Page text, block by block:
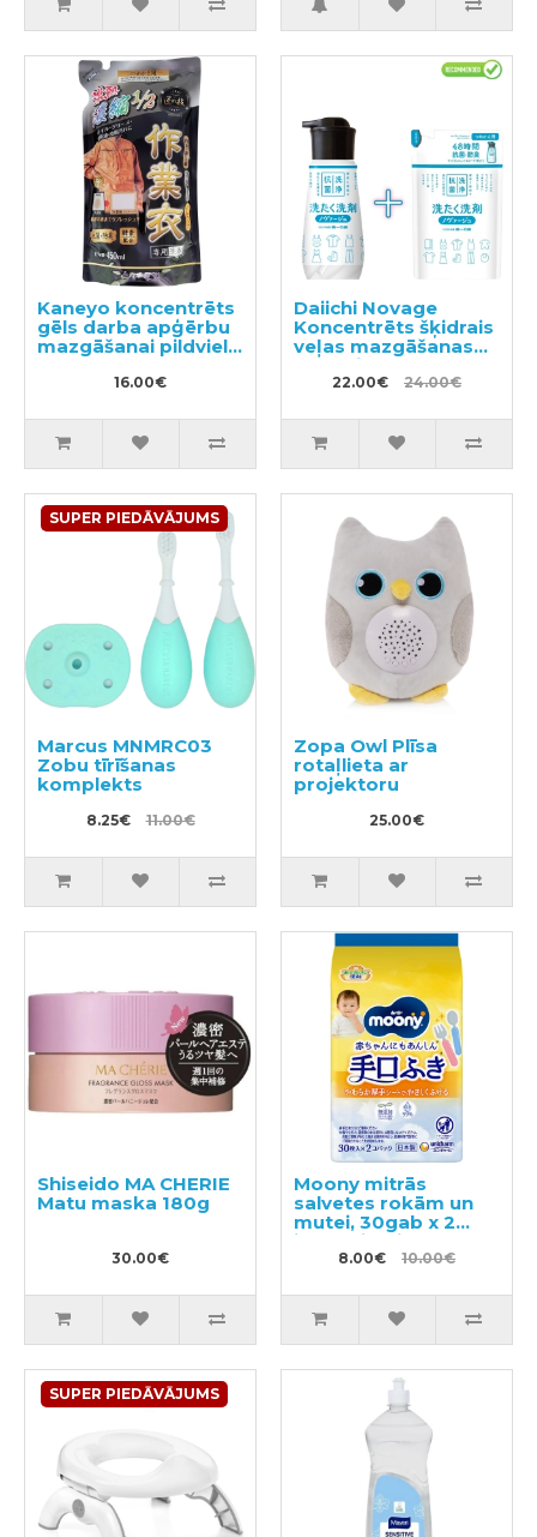
Kaneyo koncentrēts
gēls darba apģērbu
mazgāšanai pildviela
16.00€
Daiichi Novage
Koncentrēts šķidrais
veļas mazgāšanas
līdzeklis 300ml +
pildviela 270ml
22.00€ 24.00€
SUPER PIEDĀVĀJUMS
Marcus MNMRC03
Zobu tīrīšanas
komplekts
8.25€ 11.00€
Zopa Owl Plīsa
rotaļlieta ar
projektoru
25.00€
Shiseido MA CHERIE
Matu maska ​​180g
30.00€
Moony mitrās
salvetes rokām un
mutei, 30gab x 2
iepakojumi
8.00€ 10.00€
SUPER PIEDĀVĀJUMS